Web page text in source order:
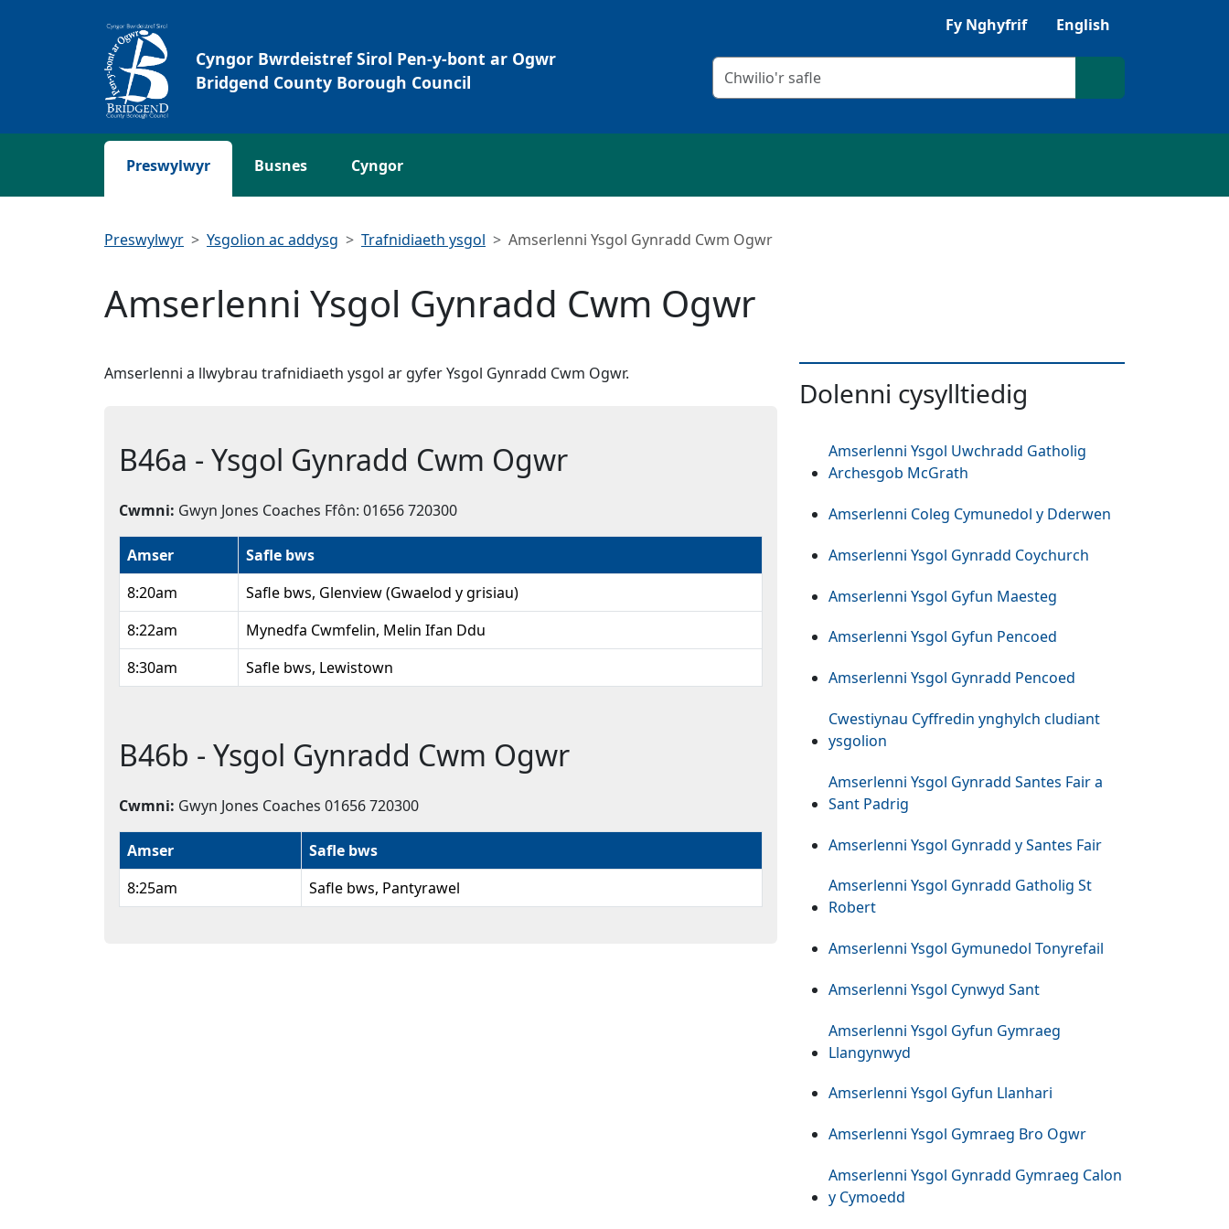
Gwrandewch gyda Browsealoud
Fy Nghyfrif English
Cyngor Bwrdeistref Sirol Pen-y-bont ar Ogwr
Bridgend County Borough Council
Meini prawf chwilio
Chwilio'r safle
Preswylwyr Busnes Cyngor
Preswylwyr Ysgolion ac addysg Trafnidiaeth ysgol Amserlenni Ysgol Gynradd Cwm Ogwr
Amserlenni Ysgol Gynradd Cwm Ogwr
Amserlenni a llwybrau trafnidiaeth ysgol ar gyfer Ysgol Gynradd Cwm Ogwr.
B46a - Ysgol Gynradd Cwm Ogwr
Cwmni: Gwyn Jones Coaches Ffôn: 01656 720300
Amser
Safle bws
8:20am
Safle bws, Glenview (Gwaelod y grisiau)
8:22am
Mynedfa Cwmfelin, Melin Ifan Ddu
8:30am
Safle bws, Lewistown
B46b - Ysgol Gynradd Cwm Ogwr
Cwmni: Gwyn Jones Coaches 01656 720300
Amser
Safle bws
8:25am
Safle bws, Pantyrawel
Dolenni cysylltiedig
Amserlenni Ysgol Uwchradd Gatholig
Archesgob McGrath
Amserlenni Coleg Cymunedol y Dderwen
Amserlenni Ysgol Gynradd Coychurch
Amserlenni Ysgol Gyfun Maesteg
Amserlenni Ysgol Gyfun Pencoed
Amserlenni Ysgol Gynradd Pencoed
Cwestiynau Cyffredin ynghylch cludiant
ysgolion
Amserlenni Ysgol Gynradd Santes Fair a
Sant Padrig
Amserlenni Ysgol Gynradd y Santes Fair
Amserlenni Ysgol Gynradd Gatholig St
Robert
Amserlenni Ysgol Gymunedol Tonyrefail
Amserlenni Ysgol Cynwyd Sant
Amserlenni Ysgol Gyfun Gymraeg
Llangynwyd
Amserlenni Ysgol Gyfun Llanhari
Amserlenni Ysgol Gymraeg Bro Ogwr
Amserlenni Ysgol Gynradd Gymraeg Calon
y Cymoedd